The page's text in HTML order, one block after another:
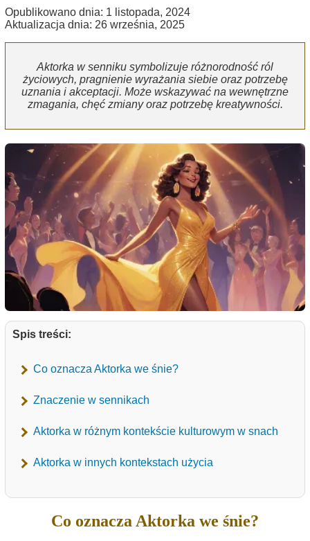
Opublikowano dnia: 1 listopada, 2024
Aktualizacja dnia: 26 września, 2025
Aktorka w senniku symbolizuje różnorodność ról
życiowych, pragnienie wyrażania siebie oraz potrzebę
uznania i akceptacji. Może wskazywać na wewnętrzne
zmagania, chęć zmiany oraz potrzebę kreatywności.
Spis treści:
Co oznacza Aktorka we śnie?
Znaczenie w sennikach
Aktorka w różnym kontekście kulturowym w snach
Aktorka w innych kontekstach użycia
Co oznacza Aktorka we śnie?